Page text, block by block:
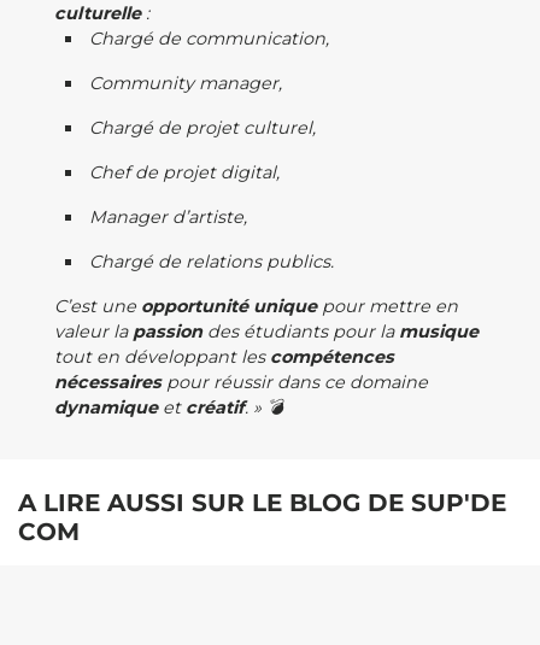
culturelle:
Chargé de communication,
Community manager,
Chargé de projet culturel,
Chef de projet digital,
Manager d’artiste,
Chargé de relations publics.
C’est une opportunité uniquepour mettre en
valeur la passiondes étudiants pour la musique
tout en développant les compétences
nécessairespour réussir dans ce domaine
dynamiqueet créatif. » 💣
A LIRE AUSSI SUR LE BLOG DE SUP'DE
COM